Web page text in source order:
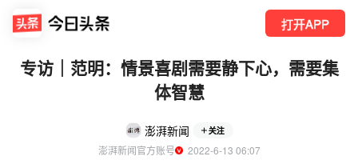
打开APP
专访｜范明：情景喜剧需要静下心，需要集
体智慧
澎湃新闻 关注
澎湃新闻官方账号
  2022-6-13 06:07